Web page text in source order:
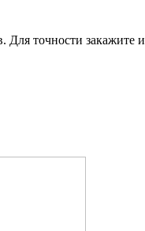
точности закажите